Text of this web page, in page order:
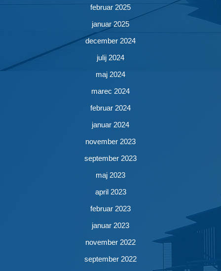
februar 2025
januar 2025
december 2024
julij 2024
maj 2024
marec 2024
februar 2024
januar 2024
november 2023
september 2023
maj 2023
april 2023
februar 2023
januar 2023
november 2022
september 2022